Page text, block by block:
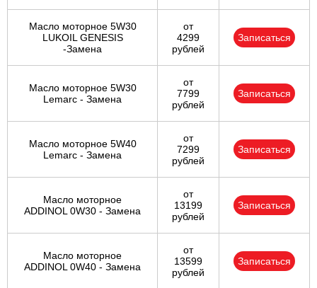
Масло моторное 5W30
LUKOIL GENESIS
-Замена
от
4299
рублей
Записаться
Масло моторное 5W30
Lemarc - Замена
от
7799
рублей
Записаться
Масло моторное 5W40
Lemarc - Замена
от
7299
рублей
Записаться
Масло моторное
ADDINOL 0W30 - Замена
от
13199
рублей
Записаться
Масло моторное
ADDINOL 0W40 - Замена
от
13599
рублей
Записаться